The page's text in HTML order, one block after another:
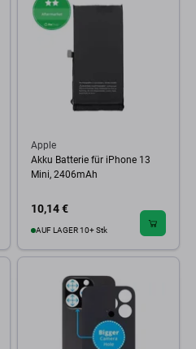
Apple
Akku Batterie für iPhone 13
Mini, 2406mAh
10,14 €
AUF LAGER 10+ Stk